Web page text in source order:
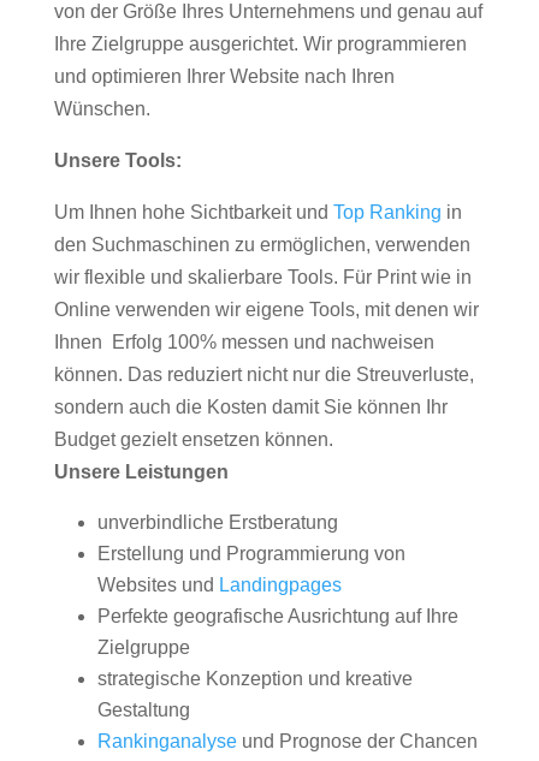
von der Größe Ihres Unternehmens und genau auf
Ihre Zielgruppe ausgerichtet. Wir programmieren
und optimieren Ihrer Website nach Ihren
Wünschen.
Unsere Tools:
Um Ihnen hohe Sichtbarkeit und Top Ranking in
den Suchmaschinen zu ermöglichen, verwenden
wir flexible und skalierbare Tools. Für Print wie in
Online verwenden wir eigene Tools, mit denen wir
Ihnen Erfolg 100% messen und nachweisen
können. Das reduziert nicht nur die Streuverluste,
sondern auch die Kosten damit Sie können Ihr
Budget gezielt ensetzen können.
Unsere Leistungen
unverbindliche Erstberatung
Erstellung und Programmierung von
Websites und Landingpages
Perfekte geografische Ausrichtung auf Ihre
Zielgruppe
strategische Konzeption und kreative
Gestaltung
Rankinganalyseund Prognose der Chancen